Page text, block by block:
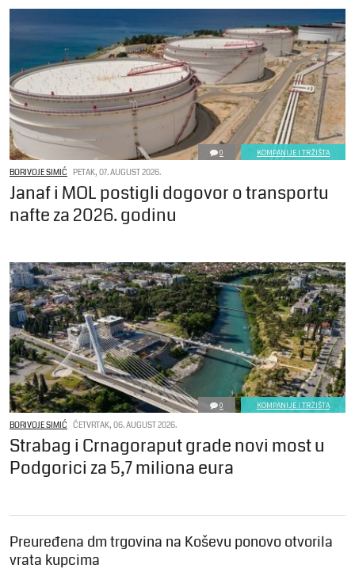
0 KOMPANIJE I TRŽIŠTA
BORIVOJE SIMIĆ PETAK, 07. AUGUST 2026.
Janaf i MOL postigli dogovor o transportu
nafte za 2026. godinu
0 KOMPANIJE I TRŽIŠTA
BORIVOJE SIMIĆ ČETVRTAK, 06. AUGUST 2026.
Strabag i Crnagoraput grade novi most u
Podgorici za 5,7 miliona eura
Preuređena dm trgovina na Koševu ponovo otvorila
vrata kupcima